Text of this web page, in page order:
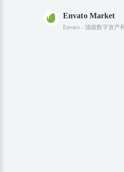
Envato Market
Envato - 顶级数字资产